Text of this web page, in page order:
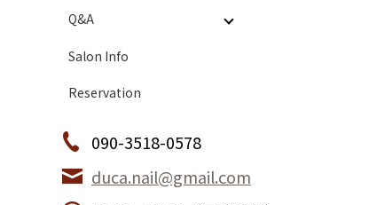
Q&A
Salon Info
Reservation
090-3518-0578
duca.nail@gmail.com